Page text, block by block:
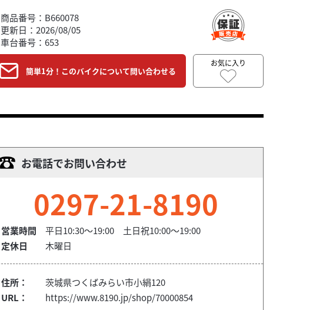
商品番号：B660078
更新日：2026/08/05
車台番号：653
簡単1分！このバイクについて問い合わせる
お気に入り
お電話でお問い合わせ
0297-21-8190
営業時間
平日10:30～19:00 土日祝10:00～19:00
定休日
木曜日
住所：
茨城県つくばみらい市小絹120
URL：
https://www.8190.jp/shop/70000854